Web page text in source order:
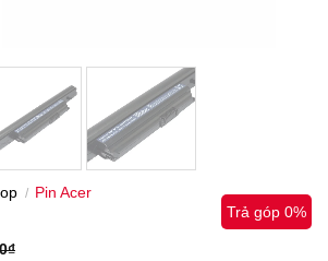
/ Pin Acer
₫
Trả góp 0%